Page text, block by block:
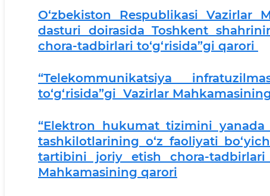
O‘zbekiston Respublikasi Vazirlar
dasturi doirasida Toshkent
chora-tadbirlari to‘g‘risida”gi qarori
“Telekommunikatsiya
to‘g‘risida”gi Vazirlar
“Elektron hukumat tizimini
tashkilotlarining o‘z faoliyati
tartibini joriy etish chora-tadbirlari
Mahkamasining qarori